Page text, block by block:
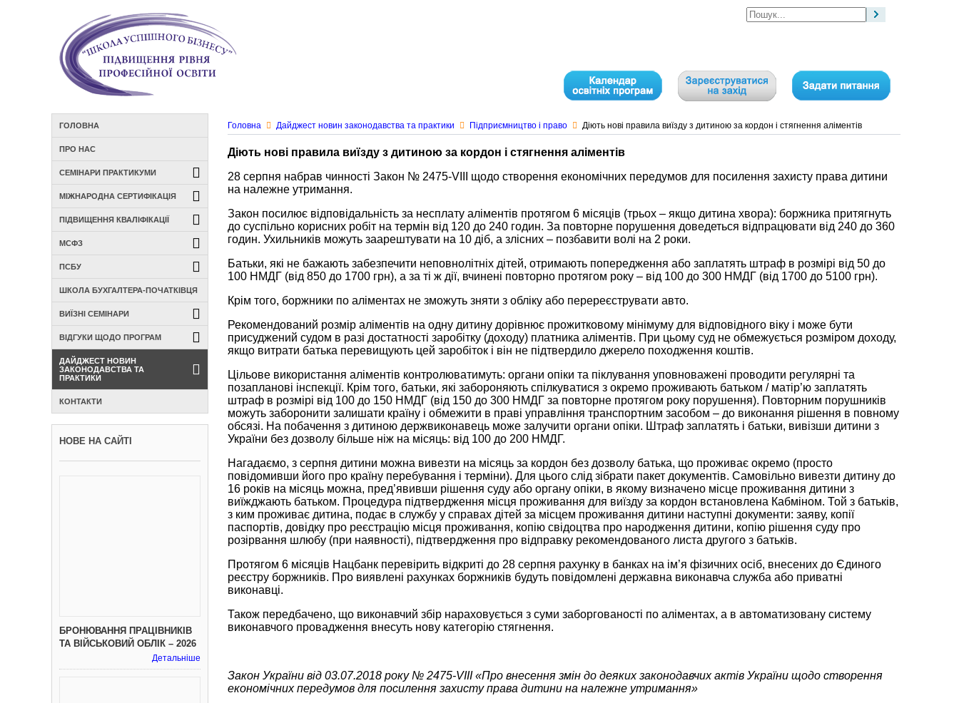
Головна Дайджест новин законодавства та практики Підприємництво і право Діють нові правила виїзду з дитиною за кордон і стягнення аліментів
Діють нові правила виїзду з дитиною за кордон і стягнення аліментів
28 серпня набрав чинності Закон № 2475-VIII щодо створення економічних передумов для посилення захисту права дитини
на належне утримання.
Закон посилює відповідальність за несплату аліментів протягом 6 місяців (трьох – якщо дитина хвора): боржника притягнуть
до суспільно корисних робіт на термін від 120 до 240 годин. За повторне порушення доведеться відпрацювати від 240 до 360
годин. Ухильників можуть заарештувати на 10 діб, а злісних – позбавити волі на 2 роки.
Батьки, які не бажають забезпечити неповнолітніх дітей, отримають попередження або заплатять штраф в розмірі від 50 до
100 НМДГ (від 850 до 1700 грн), а за ті ж дії, вчинені повторно протягом року – від 100 до 300 НМДГ (від 1700 до 5100 грн).
Крім того, боржники по аліментах не зможуть зняти з обліку або перереєструвати авто.
Рекомендований розмір аліментів на одну дитину дорівнює прожитковому мінімуму для відповідного віку і може бути
присуджений судом в разі достатності заробітку (доходу) платника аліментів. При цьому суд не обмежується розміром доходу,
якщо витрати батька перевищують цей заробіток і він не підтвердило джерело походження коштів.
Цільове використання аліментів контролюватимуть: органи опіки та піклування уповноважені проводити регулярні та
позапланові інспекції. Крім того, батьки, які забороняють спілкуватися з окремо проживають батьком / матір’ю заплатять
штраф в розмірі від 100 до 150 НМДГ (від 150 до 300 НМДГ за повторне протягом року порушення). Повторним порушників
можуть заборонити залишати країну і обмежити в праві управління транспортним засобом – до виконання рішення в повному
обсязі. На побачення з дитиною держвиконавець може залучити органи опіки. Штраф заплатять і батьки, вивізши дитини з
України без дозволу більше ніж на місяць: від 100 до 200 НМДГ.
Нагадаємо, з серпня дитини можна вивезти на місяць за кордон без дозволу батька, що проживає окремо (просто
повідомивши його про країну перебування і терміни). Для цього слід зібрати пакет документів. Самовільно вивезти дитину до
16 років на місяць можна, пред’явивши рішення суду або органу опіки, в якому визначено місце проживання дитини з
виїжджають батьком. Процедура підтвердження місця проживання для виїзду за кордон встановлена ​​Кабміном. Той з батьків,
з ким проживає дитина, подає в службу у справах дітей за місцем проживання дитини наступні документи: заяву, копії
паспортів, довідку про реєстрацію місця проживання, копію свідоцтва про народження дитини, копію рішення суду про
розірвання шлюбу (при наявності), підтвердження про відправку рекомендованого листа другого з батьків.
Протягом 6 місяців Нацбанк перевірить відкриті до 28 серпня рахунку в банках на ім’я фізичних осіб, внесених до Єдиного
реєстру боржників. Про виявлені рахунках боржників будуть повідомлені державна виконавча служба або приватні
виконавці.
Також передбачено, що виконавчий збір нараховується з суми заборгованості по аліментах, а в автоматизовану систему
виконавчого провадження внесуть нову категорію стягнення.
Закон України від 03.07.2018 року № 2475-VIII «Про внесення змін до деяких законодавчих актів України щодо створення
економічних передумов для посилення захисту права дитини на належне утримання»
ГОЛОВНА
ПРО НАС
СЕМІНАРИ ПРАКТИКУМИ
МІЖНАРОДНА СЕРТИФІКАЦІЯ
ПІДВИЩЕННЯ КВАЛІФІКАЦІЇ
МСФЗ
ПСБУ
ШКОЛА БУХГАЛТЕРА-ПОЧАТКІВЦЯ
ВИЇЗНІ СЕМІНАРИ
ВІДГУКИ ЩОДО ПРОГРАМ
ДАЙДЖЕСТ НОВИН
ЗАКОНОДАВСТВА ТА
ПРАКТИКИ
КОНТАКТИ
НОВЕ НА САЙТІ
БРОНЮВАННЯ ПРАЦІВНИКІВ
ТА ВІЙСЬКОВИЙ ОБЛІК – 2026
Детальніше